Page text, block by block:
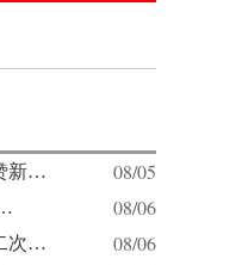
新… 08/05
08/06
次… 08/06